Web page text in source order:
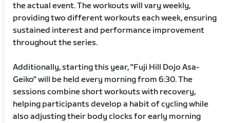
the actual event. The workouts will vary weekly,
providing two different workouts each week, ensuring
sustained interest and performance improvement
throughout the series.
Additionally, starting this year, "Fuji Hill Dojo Asa-
Geiko" will be held every morning from 6:30. The
sessions combine short workouts with recovery,
helping participants develop a habit of cycling while
also adjusting their body clocks for early morning